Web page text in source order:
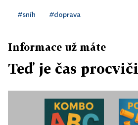
#sníh #doprava
Informace už máte
Teď je čas